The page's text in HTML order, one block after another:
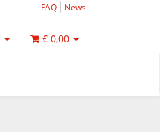
FAQ News
€ 0,00